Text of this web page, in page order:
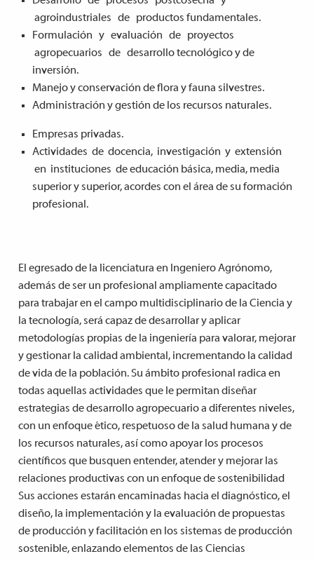
agroindustriales de productos fundamentales.
Formulación y evaluación de proyectos
agropecuarios de desarrollo tecnológico y de
inversión.
Manejo y conservación de flora y fauna silvestres.
Administración y gestión de los recursos naturales.
Empresas privadas.
Actividades de docencia, investigación y extensión
en instituciones de educación básica, media, media
superior y superior, acordes con el área de su formación
profesional.
El egresado de la licenciatura en Ingeniero Agrónomo,
además de ser un profesional ampliamente capacitado
para trabajar en el campo multidisciplinario de la Ciencia y
la tecnología, será capaz de desarrollar y aplicar
metodologías propias de la ingeniería para valorar, mejorar
y gestionar la calidad ambiental, incrementando la calidad
de vida de la población. Su ámbito profesional radica en
todas aquellas actividades que le permitan diseñar
estrategias de desarrollo agropecuario a diferentes niveles,
con un enfoque ético, respetuoso de la salud humana y de
los recursos naturales, así como apoyar los procesos
científicos que busquen entender, atender y mejorar las
relaciones productivas con un enfoque de sostenibilidad
Sus acciones estarán encaminadas hacia el diagnóstico, el
diseño, la implementación y la evaluación de propuestas
de producción y facilitación en los sistemas de producción
sostenible, enlazando elementos de las Ciencias